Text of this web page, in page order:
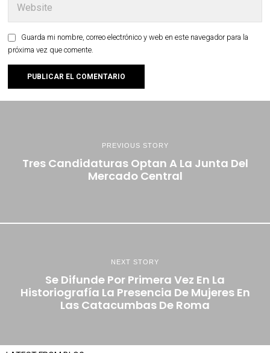
Guarda mi nombre, correo electrónico y web en este navegador para la
próxima vez que comente.
PREVIOUS STORY
Tres Candidaturas Optan A La Junta Del
Mercado Central
NEXT STORY
Se Difunde Por Primera Vez En La
Historiografía La Presencia De Mujeres En
Las Catacumbas De Roma